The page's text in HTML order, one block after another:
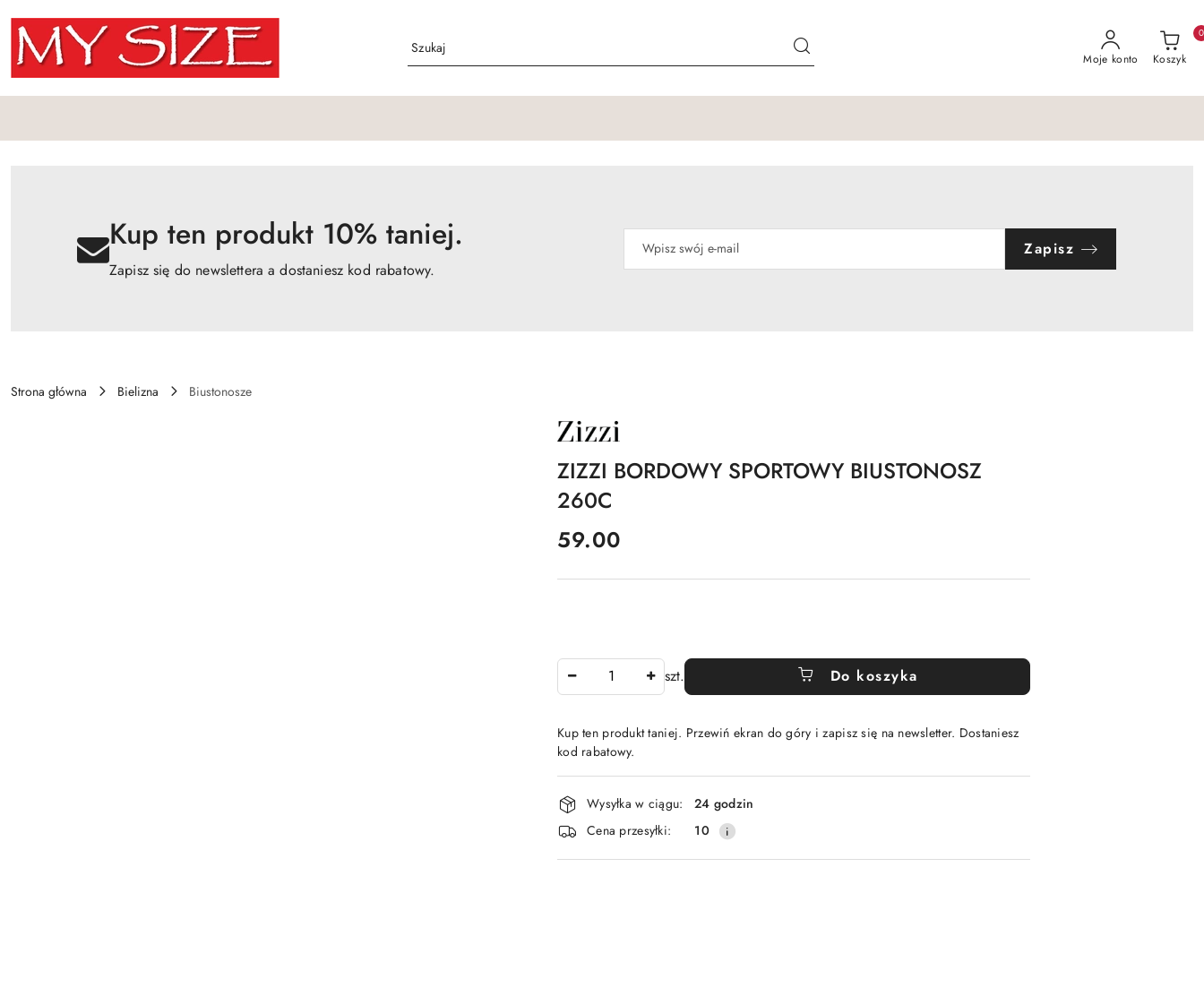
Przejdź do treści głównej
Przejdź do wyszukiwarki
Przejdź do moje konto
Przejdź do menu głównego
Przejdź do opisu produktu
Przejdź do stopki
Moje konto Koszyk
0
Kup ten produkt 10% taniej.
Zapisz się do newslettera a dostaniesz kod rabatowy.
Zapisz
Strona główna Bielizna
Biustonosze
NAZWA
PRODUCENTA:
ZIZZI BORDOWY SPORTOWY BIUSTONOSZ
260C
cena:
59.00
szt. Do koszyka
Kup ten produkt taniej. Przewiń ekran do góry i zapisz się na newsletter. Dostaniesz
kod rabatowy.
Dostępność
i
dostawa
Wysyłka w ciągu:
24 godzin
Cena przesyłki:
10